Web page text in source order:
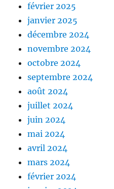
février 2025
janvier 2025
décembre 2024
novembre 2024
octobre 2024
septembre 2024
août 2024
juillet 2024
juin 2024
mai 2024
avril 2024
mars 2024
février 2024